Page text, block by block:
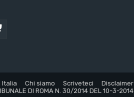
Italia Chi siamo Scriveteci
Disclaimer
DI ROMA N. 30/2014 DEL 10-3-2014